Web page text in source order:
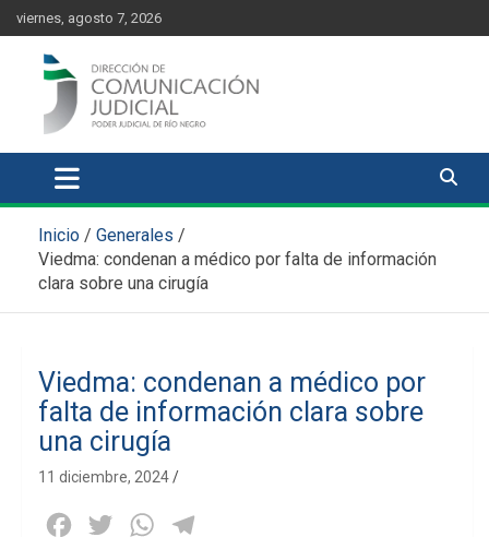
content
Skip
to
content
viernes, agosto 7, 2026
Comunicación Judicial
Inicio
Generales
Viedma: condenan a médico por falta de información
clara sobre una cirugía
Viedma: condenan a médico por
falta de información clara sobre
una cirugía
11 diciembre, 2024
Facebook
Twitter WhatsApp